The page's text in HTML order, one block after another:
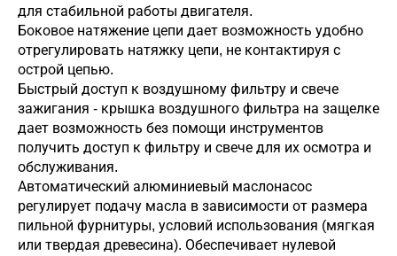
для стабильной работы двигателя.
Боковое натяжение цепи дает возможность удобно
отрегулировать натяжку цепи, не контактируя с
острой цепью.
Быстрый доступ к воздушному фильтру и свече
зажигания - крышка воздушного фильтра на защелке
дает возможность без помощи инструментов
получить доступ к фильтру и свече для их осмотра и
обслуживания.
Автоматический алюминиевый маслонасос
регулирует подачу масла в зависимости от размера
пильной фурнитуры, условий использования (мягкая
или твердая древесина). Обеспечивает нулевой